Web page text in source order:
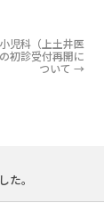
児科（上土井医
初診受付再開に
ついて →
。